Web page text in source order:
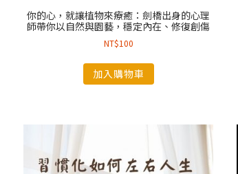
你的心，就讓植物來療癒：劍橋出身的心理
師帶你以自然與園藝，穩定內在、修復創傷
NT$100
加入購物車